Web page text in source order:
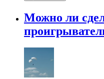
Можно ли